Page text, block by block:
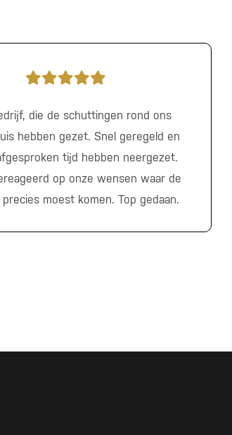
die de schuttingen rond ons
hebben gezet. Snel geregeld en
tijd hebben neergezet.
op onze wensen waar de
moest komen. Top gedaan.